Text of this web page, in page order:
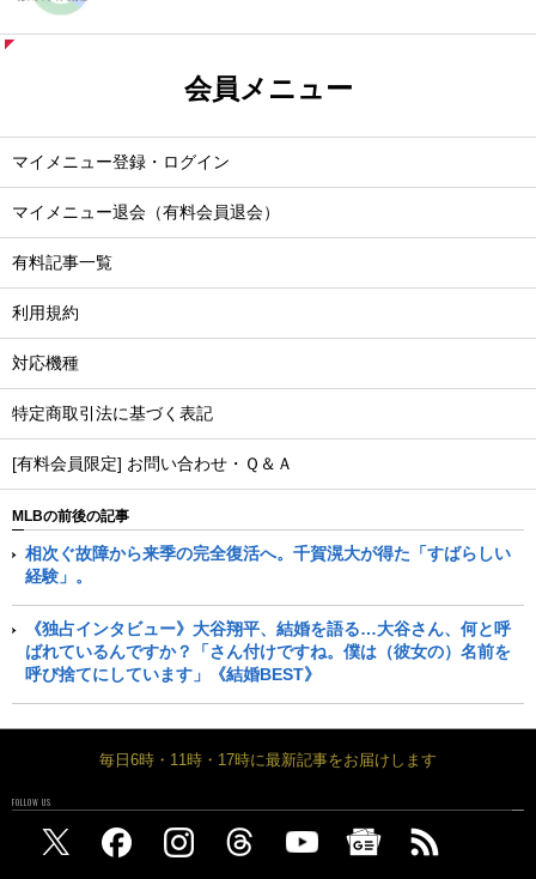
会員メニュー
マイメニュー登録・ログイン
マイメニュー退会（有料会員退会）
有料記事一覧
利用規約
対応機種
特定商取引法に基づく表記
[有料会員限定] お問い合わせ・Ｑ＆Ａ
MLBの前後の記事
相次ぐ故障から来季の完全復活へ。千賀滉大が得た「すばらしい
経験」。
《独占インタビュー》大谷翔平、結婚を語る…大谷さん、何と呼
ばれているんですか？「さん付けですね。僕は（彼女の）名前を
呼び捨てにしています」《結婚BEST》
毎日6時・11時・17時に最新記事をお届けします
FOLLOW US